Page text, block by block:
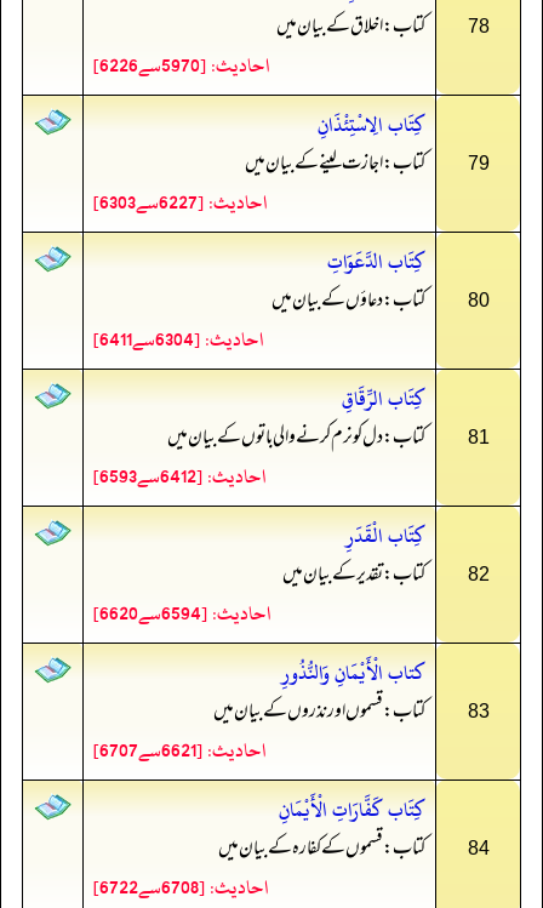
78 کتاب: اخلاق کے بیان میں
احادیث: [5970سے6226]
79
كِتَاب الِاسْتِئْذَانِ
کتاب: اجازت لینے کے بیان میں
احادیث: [6227سے6303]
80
كِتَاب الدَّعَوَاتِ
کتاب: دعاؤں کے بیان میں
احادیث: [6304سے6411]
81
كِتَاب الرِّقَاقِ
کتاب: دل کو نرم کرنے والی باتوں کے بیان میں
احادیث: [6412سے6593]
82
كِتَاب الْقَدَرِ
کتاب: تقدیر کے بیان میں
احادیث: [6594سے6620]
83
كتاب الْأَيْمَانِ وَالنُّذُورِ
کتاب: قسموں اور نذروں کے بیان میں
احادیث: [6621سے6707]
84
كِتَاب كَفَّارَاتِ الْأَيْمَانِ
کتاب: قسموں کے کفارہ کے بیان میں
احادیث: [6708سے6722]